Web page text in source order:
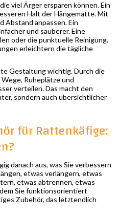
viel Ärger ersparen können. Ein
Halt der Hängematte. Mit
Abstand anpassen. Ein
und sauberer. Eine
oder die punktuelle Reinigung.
erleichtern die tägliche
Gestaltung wichtig. Durch die
Ruheplätze und
verteilen. Das macht den
sondern auch übersichtlicher
für Rattenkäfige:
danach aus, was Sie verbessern
etwas verlängern, etwas
etwas abtrennen, etwas
Sie funktionsorientiert
Zubehör, das letztendlich